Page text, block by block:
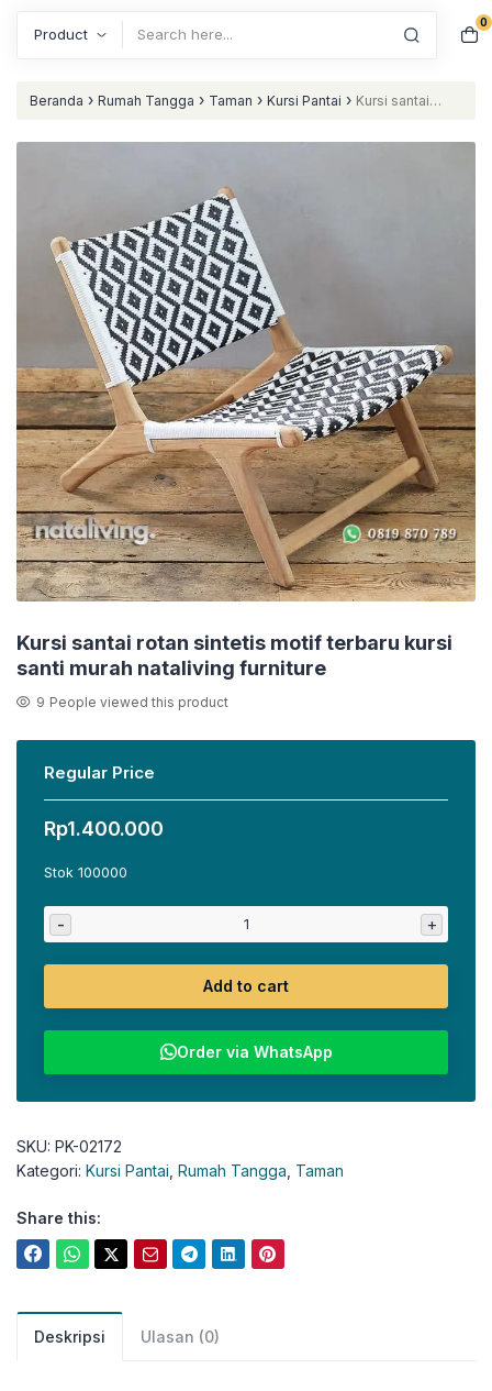
0
Beranda › Rumah Tangga › Taman › Kursi Pantai › Kursi santai
Kursi santai rotan sintetis motif terbaru kursi
santi murah nataliving furniture
9 People viewed this product
Regular Price
Rp1.400.000
Stok 100000
- +
Add to cart
Order via WhatsApp
SKU: PK-02172
Kategori: Kursi Pantai Rumah Tangga Taman
Share this:
Deskripsi Ulasan (0)